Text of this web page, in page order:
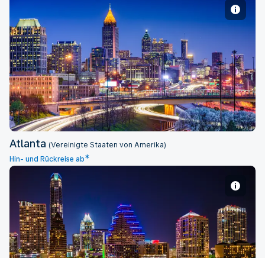
Atlanta
Atlanta (Vereinigte Staaten von Amerika)
Hin- und Rückreise ab*
Austin